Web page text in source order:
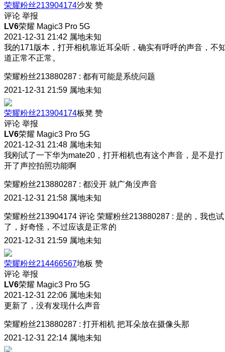
荣耀粉丝213904174沙发 赞
评论 举报
LV6荣耀 Magic3 Pro 5G
2021-12-31 21:42 属地未知
我的171版本，打开相机靠近耳朵听，确实有呼呼的声音，不
道正常不正常。
荣耀粉丝213880287 : 都有可能是系统问题
2021-12-31 21:59 属地未知
荣耀粉丝213904174板凳 赞
评论 举报
LV6荣耀 Magic3 Pro 5G
2021-12-31 21:48 属地未知
我刚试了一下华为mate20，打开相机也有这个声音，是不是打
开了声控拍照功能啊
荣耀粉丝213880287 : 都没开 就广角没声音
2021-12-31 21:58 属地未知
荣耀粉丝213904174 评论 荣耀粉丝213880287 : 是的，我也试
了，好奇怪，不过应该是正常的
2021-12-31 21:59 属地未知
荣耀粉丝214466567地板 赞
评论 举报
LV6荣耀 Magic3 Pro 5G
2021-12-31 22:06 属地未知
更新了，没有发现什么声音
荣耀粉丝213880287 : 打开相机 把耳朵放在摄像头那
2021-12-31 22:14 属地未知